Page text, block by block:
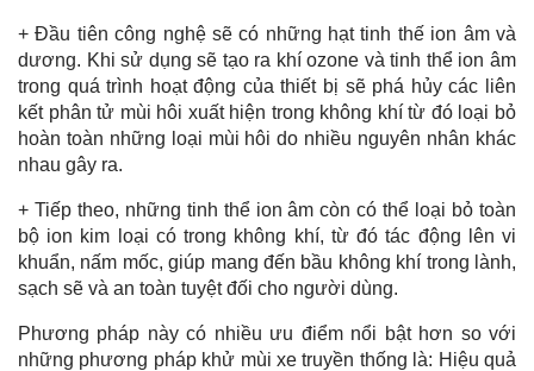
+ Đầu tiên công nghệ sẽ có những hạt tinh thế ion âm và
dương. Khi sử dụng sẽ tạo ra khí ozone và tinh thể ion âm
trong quá trình hoạt động của thiết bị sẽ phá hủy các liên
kết phân tử mùi hôi xuất hiện trong không khí từ đó loại bỏ
hoàn toàn những loại mùi hôi do nhiều nguyên nhân khác
nhau gây ra.
+ Tiếp theo, những tinh thể ion âm còn có thể loại bỏ toàn
bộ ion kim loại có trong không khí, từ đó tác động lên vi
khuẩn, nấm mốc, giúp mang đến bầu không khí trong lành,
sạch sẽ và an toàn tuyệt đối cho người dùng.
Phương pháp này có nhiều ưu điểm nổi bật hơn so với
những phương pháp khử mùi xe truyền thống là: Hiệu quả